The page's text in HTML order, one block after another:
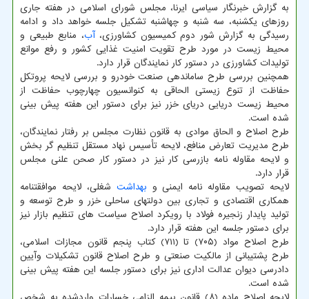
به گزارش خبرنگار سیاسی ایرنا، مجلس شورای اسلامی در هفته جاری
روزهای یکشنبه، سه شنبه و چهاشنبه تشکیل جلسه خواهد داد و ادامه
رسیدگی به گزارش شور دوم کمیسیون کشاورزی،آب، منابع طبیعی و
محیط زیست در مورد طرح تقویت امنیت غذایی کشور و رفع موانع
تولیدات کشاورزی در دستور کار نمایندگان قرار دارد.
همچنین بررسی طرح ساماندهی صنعت خودرو و بررسی لایحه پروتکل
حفاظت از تنوع زیستی الحاقی به کنوانسیون چهارچوب حفاظت از
محیط زیست دریایی دریای خزر نیز برای دستور این هفته پیش بینی
شده است.
طرح اصلاح و الحاق موادی به قانون نظارت مجلس بر رفتار نمایندگان،
طرح مدیریت تعارض منافع، لایحه تأسیس نهاد مستقل تنظیم گر بخش
و لایحه مقاوله نامه بازرسی کار نیز در دستور کار صحن علنی مجلس
قرار دارد.
لایحه تصویب مقاوله نامه ایمنی و بهداشت شغلی، لایحه موافقتنامه
همکاری اقتصادی و تجاری بین دولتهای ساحلی خزر و طرح توسعه و
تولید پایدار زنجیره فولاد با رویکرد اصلاح سیاست های تنظیم بازار نیز
برای دستور جلسه این هفته قرار دارد.
طرح اصلاح مواد (۷۰۵) تا (۷۱۱) کتاب پنجم قانون مجازات اسلامی،
طرح پشتیبانی از مالکیت صنعتی و طرح اصلاح قانون تشکیلات وآیین
دادرسی دیوان عدالت اداری نیز برای دستور جلسه این هفته پیش بینی
شده است.